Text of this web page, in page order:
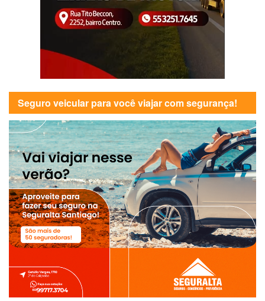
Seguro veicular para você viajar com segurança!